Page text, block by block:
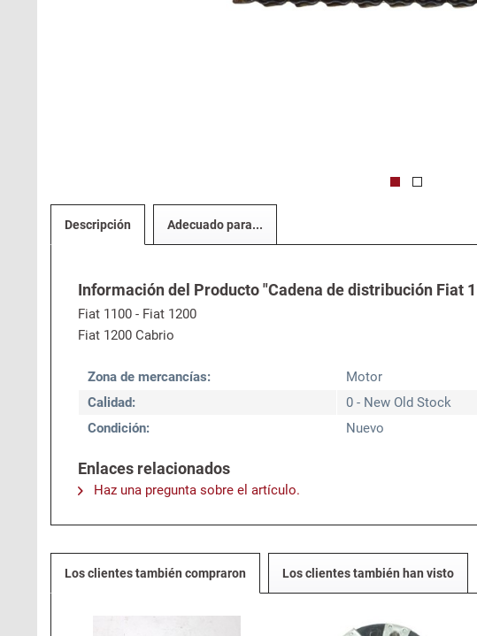
Descripción Adecuado para...
Información del Producto "Cadena de distribución Fiat
Fiat 1100 - Fiat 1200
Fiat 1200 Cabrio
Zona de mercancías:
Motor
Calidad:
0 - New Old Stock
Condición:
Nuevo
Enlaces relacionados
Haz una pregunta sobre el artículo.
Los clientes también compraron Los clientes también han visto